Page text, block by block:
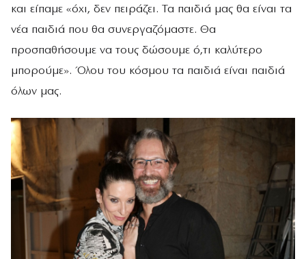
και είπαμε «όχι, δεν πειράζει. Τα παιδιά μας θα είναι τα
νέα παιδιά που θα συνεργαζόμαστε. Θα
προσπαθήσουμε να τους δώσουμε ό,τι καλύτερο
μπορούμε». Όλου του κόσμου τα παιδιά είναι παιδιά
όλων μας.